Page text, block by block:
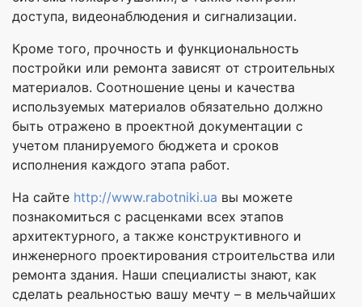
доступа, видеонаблюдения и сигнализации.
Кроме того, прочность и функциональность
постройки или ремонта зависят от строительных
материалов. Соотношение цены и качества
используемых материалов обязательно должно
быть отражено в проектной документации с
учетом планируемого бюджета и сроков
исполнения каждого этапа работ.
На сайте http://www.rabotniki.ua вы можете
познакомиться с расценками всех этапов
архитектурного, а также конструктивного и
инженерного проектирования строительства или
ремонта здания. Наши специалисты знают, как
сделать реальностью вашу мечту – в мельчайших